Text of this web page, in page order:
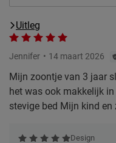
Uitleg
Jennifer 14 maart 2026
Mijn zoontje van 3 jaar
het was ook makkelijk
stevige bed Mijn kind en
Design